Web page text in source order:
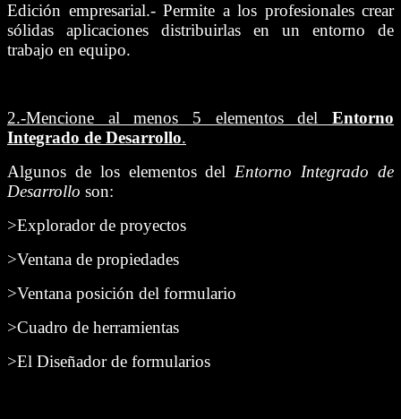
Edición empresarial.- Permite a los profesionales crear
sólidas aplicaciones distribuirlas en un entorno de
trabajo en equipo.
2.-Mencione al menos 5 elementos del Entorno
Integrado de Desarrollo.
Algunos de los elementos del Entorno Integrado de
Desarrollo son:
>Explorador de proyectos
>Ventana de propiedades
>Ventana posición del formulario
>Cuadro de herramientas
>El Diseñador de formularios